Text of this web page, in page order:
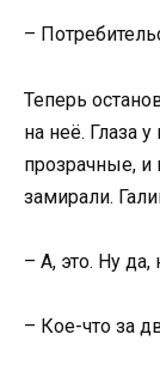
–
Теперь
на неё. Глаза
прозрачные, и
замирали.
– А, это. Ну
– Кое-что за